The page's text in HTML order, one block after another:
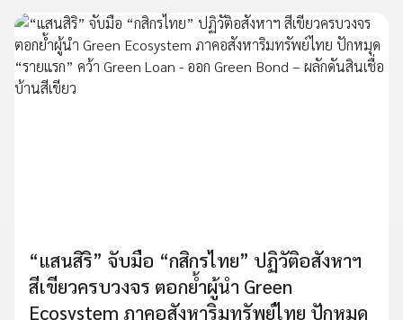
“แสนสิริ” จับมือ “กสิกรไทย” ปฏิวัติอสังหาฯ
สีเขียวครบวงจร ตอกย้ำผู้นำ Green
Ecosystem ภาคอสังหาริมทรัพย์ไทย ปักหมุด